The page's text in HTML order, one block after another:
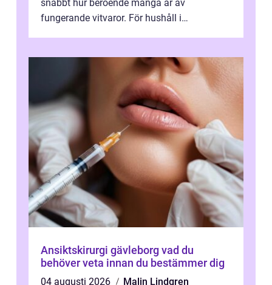
snabbt hur beroende många är av
fungerande vitvaror. För hushåll i
Ansiktskirurgi gävleborg vad du
behöver veta innan du bestämmer dig
04 augusti 2026
Malin Lindgren